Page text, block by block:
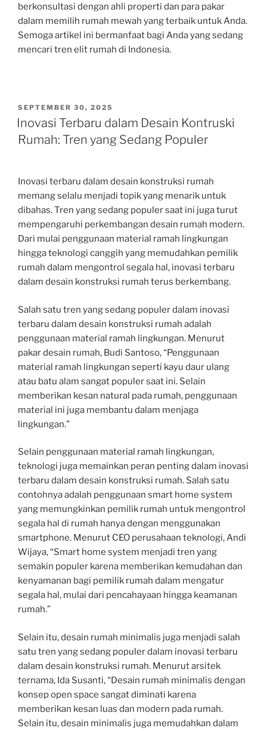
berkonsultasi dengan ahli properti dan para pakar
dalam memilih rumah mewah yang terbaik untuk Anda.
Semoga artikel ini bermanfaat bagi Anda yang sedang
mencari tren elit rumah di Indonesia.
POSTED
ON
SEPTEMBER 30, 2025
Inovasi Terbaru dalam Desain Kontruski
Rumah: Tren yang Sedang Populer
Inovasi terbaru dalam desain konstruksi rumah
memang selalu menjadi topik yang menarik untuk
dibahas. Tren yang sedang populer saat ini juga turut
mempengaruhi perkembangan desain rumah modern.
Dari mulai penggunaan material ramah lingkungan
hingga teknologi canggih yang memudahkan pemilik
rumah dalam mengontrol segala hal, inovasi terbaru
dalam desain konstruksi rumah terus berkembang.
Salah satu tren yang sedang populer dalam inovasi
terbaru dalam desain konstruksi rumah adalah
penggunaan material ramah lingkungan. Menurut
pakar desain rumah, Budi Santoso, “Penggunaan
material ramah lingkungan seperti kayu daur ulang
atau batu alam sangat populer saat ini. Selain
memberikan kesan natural pada rumah, penggunaan
material ini juga membantu dalam menjaga
lingkungan.”
Selain penggunaan material ramah lingkungan,
teknologi juga memainkan peran penting dalam inovasi
terbaru dalam desain konstruksi rumah. Salah satu
contohnya adalah penggunaan smart home system
yang memungkinkan pemilik rumah untuk mengontrol
segala hal di rumah hanya dengan menggunakan
smartphone. Menurut CEO perusahaan teknologi, Andi
Wijaya, “Smart home system menjadi tren yang
semakin populer karena memberikan kemudahan dan
kenyamanan bagi pemilik rumah dalam mengatur
segala hal, mulai dari pencahayaan hingga keamanan
rumah.”
Selain itu, desain rumah minimalis juga menjadi salah
satu tren yang sedang populer dalam inovasi terbaru
dalam desain konstruksi rumah. Menurut arsitek
ternama, Ida Susanti, “Desain rumah minimalis dengan
konsep open space sangat diminati karena
memberikan kesan luas dan modern pada rumah.
Selain itu, desain minimalis juga memudahkan dalam